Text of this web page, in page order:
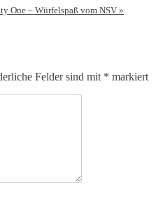
One – Würfelspaß vom NSV »
Felder sind mit * markiert